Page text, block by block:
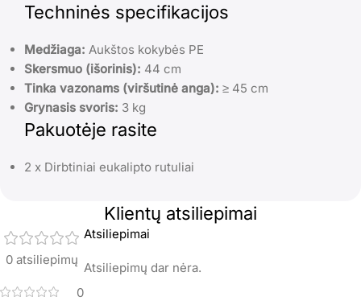
Techninės specifikacijos
Medžiaga: Aukštos kokybės PE
Skersmuo (išorinis): 44 cm
Tinka vazonams (viršutinė anga): ≥ 45 cm
Grynasis svoris: 3 kg
Pakuotėje rasite
2 x Dirbtiniai eukalipto rutuliai
Klientų atsiliepimai
0 atsiliepimų
0
Atsiliepimai
Atsiliepimų dar nėra.